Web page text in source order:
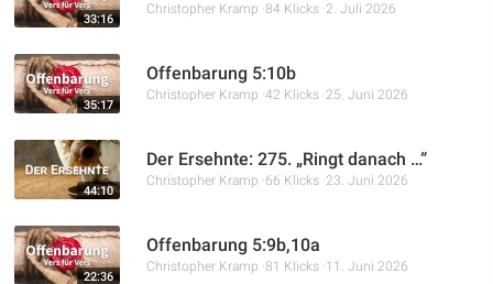
33:16
Christopher Kramp 84 Klicks 2. Juli 2026
35:17
Offenbarung 5:10b
Christopher Kramp 42 Klicks 25. Juni 2026
44:10
Der Ersehnte: 275. „Ringt danach …“
Christopher Kramp 66 Klicks 23. Juni 2026
22:36
Offenbarung 5:9b,10a
Christopher Kramp 81 Klicks 11. Juni 2026